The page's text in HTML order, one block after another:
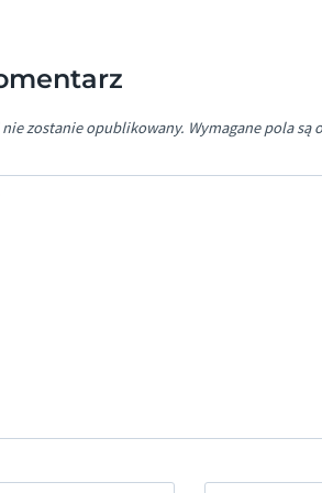
zostanie opublikowany. Wymagane pola są